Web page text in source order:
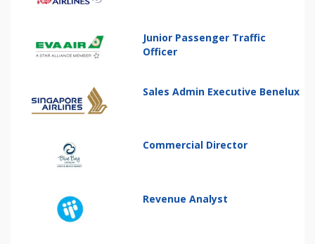
Junior Passenger Traffic
Officer
Sales Admin Executive Benelux
Commercial Director
Revenue Analyst